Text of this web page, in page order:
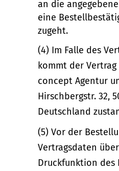
an die
eine
zugeht.
(4) Im Falle des
kommt der
concept Agentur
Hirschbergstr. 32,
Deutschland
(5) Vor der
Vertragsdaten
Druckfunktion des